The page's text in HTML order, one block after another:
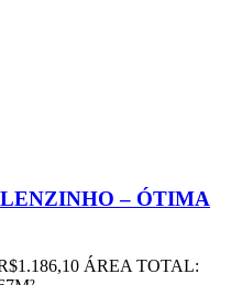
– ÓTIMA
ÁREA TOTAL: